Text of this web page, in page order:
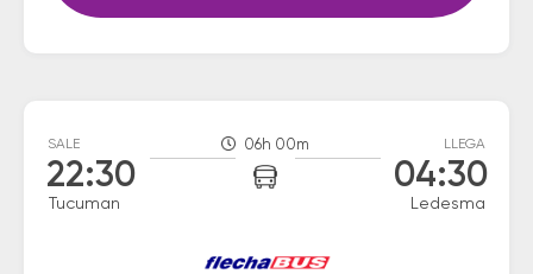
SALE
22:30
Tucuman
06h 00m LLEGA
04:30
Ledesma